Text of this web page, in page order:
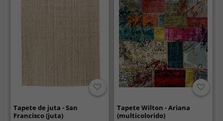
Tapete de juta - San
Francisco (juta)
Tapete Wilton - Ariana
(multicolorido)